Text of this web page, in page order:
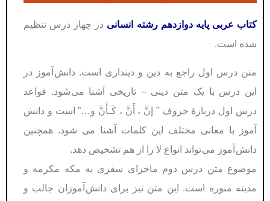
کتاب عربی پايە دوازدهم رشته انسانی در چهار درس تنظیم
شده است.
متن درس اول راجع به دين و دينداری است. دانش آموز در
اين درس با يک متن دينی – تاريخی آشنا می شود. قواعد
درس اول دربارۀ حروف ” إنَّ ، أَنَّ ، کَـأَنَّ و…” است و دانش
آموز با معانی مختلف اين کلمات آشنا می شود. همچنين
دانش آموز می تواند انواع لا را از هم تشخيص دهد.
موضوع متن درس دوم ماجرای سفری به مکه مکرمه و
مدينە منوره است. اين متن نيز برای دانش آموزان جالب و